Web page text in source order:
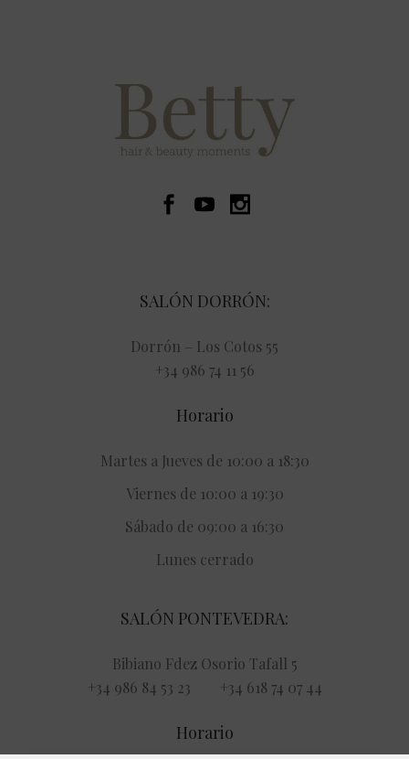
SALÓN DORRÓN:
Dorrón – Los Cotos 55
+34 986 74 11 56
Horario
Martes a Jueves de 10:00 a 18:30
Viernes de 10:00 a 19:30
Sábado de 09:00 a 16:30
Lunes cerrado
SALÓN PONTEVEDRA:
Bibiano Fdez Osorio Tafall 5
+34 986 84 53 23 +34 618 74 07 44
Horario